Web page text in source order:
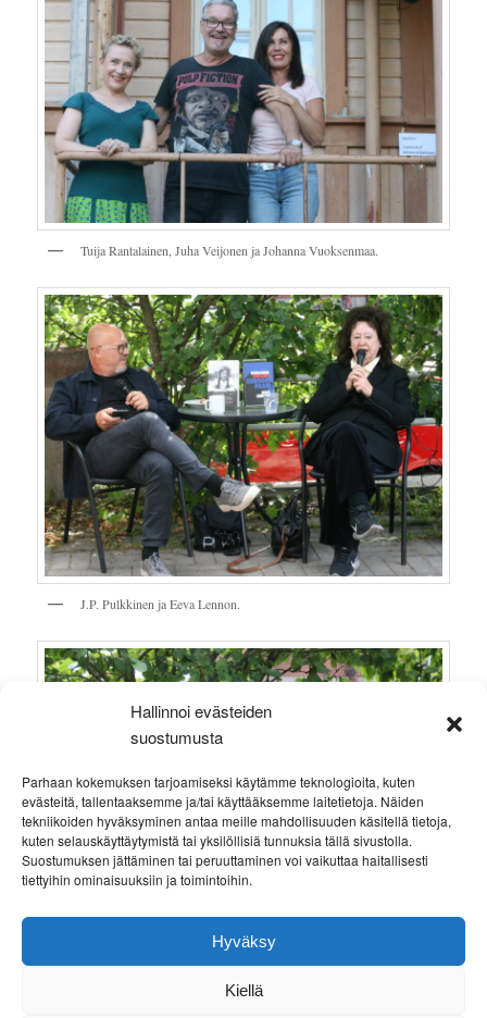
Hallinnoi evästeiden
suostumusta
Parhaan kokemuksen tarjoamiseksi käytämme teknologioita, kuten
evästeitä, tallentaaksemme ja/tai käyttääksemme laitetietoja. Näiden
tekniikoiden hyväksyminen antaa meille mahdollisuuden käsitellä tietoja,
kuten selauskäyttäytymistä tai yksilöllisiä tunnuksia tällä sivustolla.
Suostumuksen jättäminen tai peruuttaminen voi vaikuttaa haitallisesti
tiettyihin ominaisuuksiin ja toimintoihin.
Hyväksy
Kiellä
Tuija Rantalainen, Juha Veijonen ja Johanna Vuoksenmaa.
J.P. Pulkkinen ja Eeva Lennon.